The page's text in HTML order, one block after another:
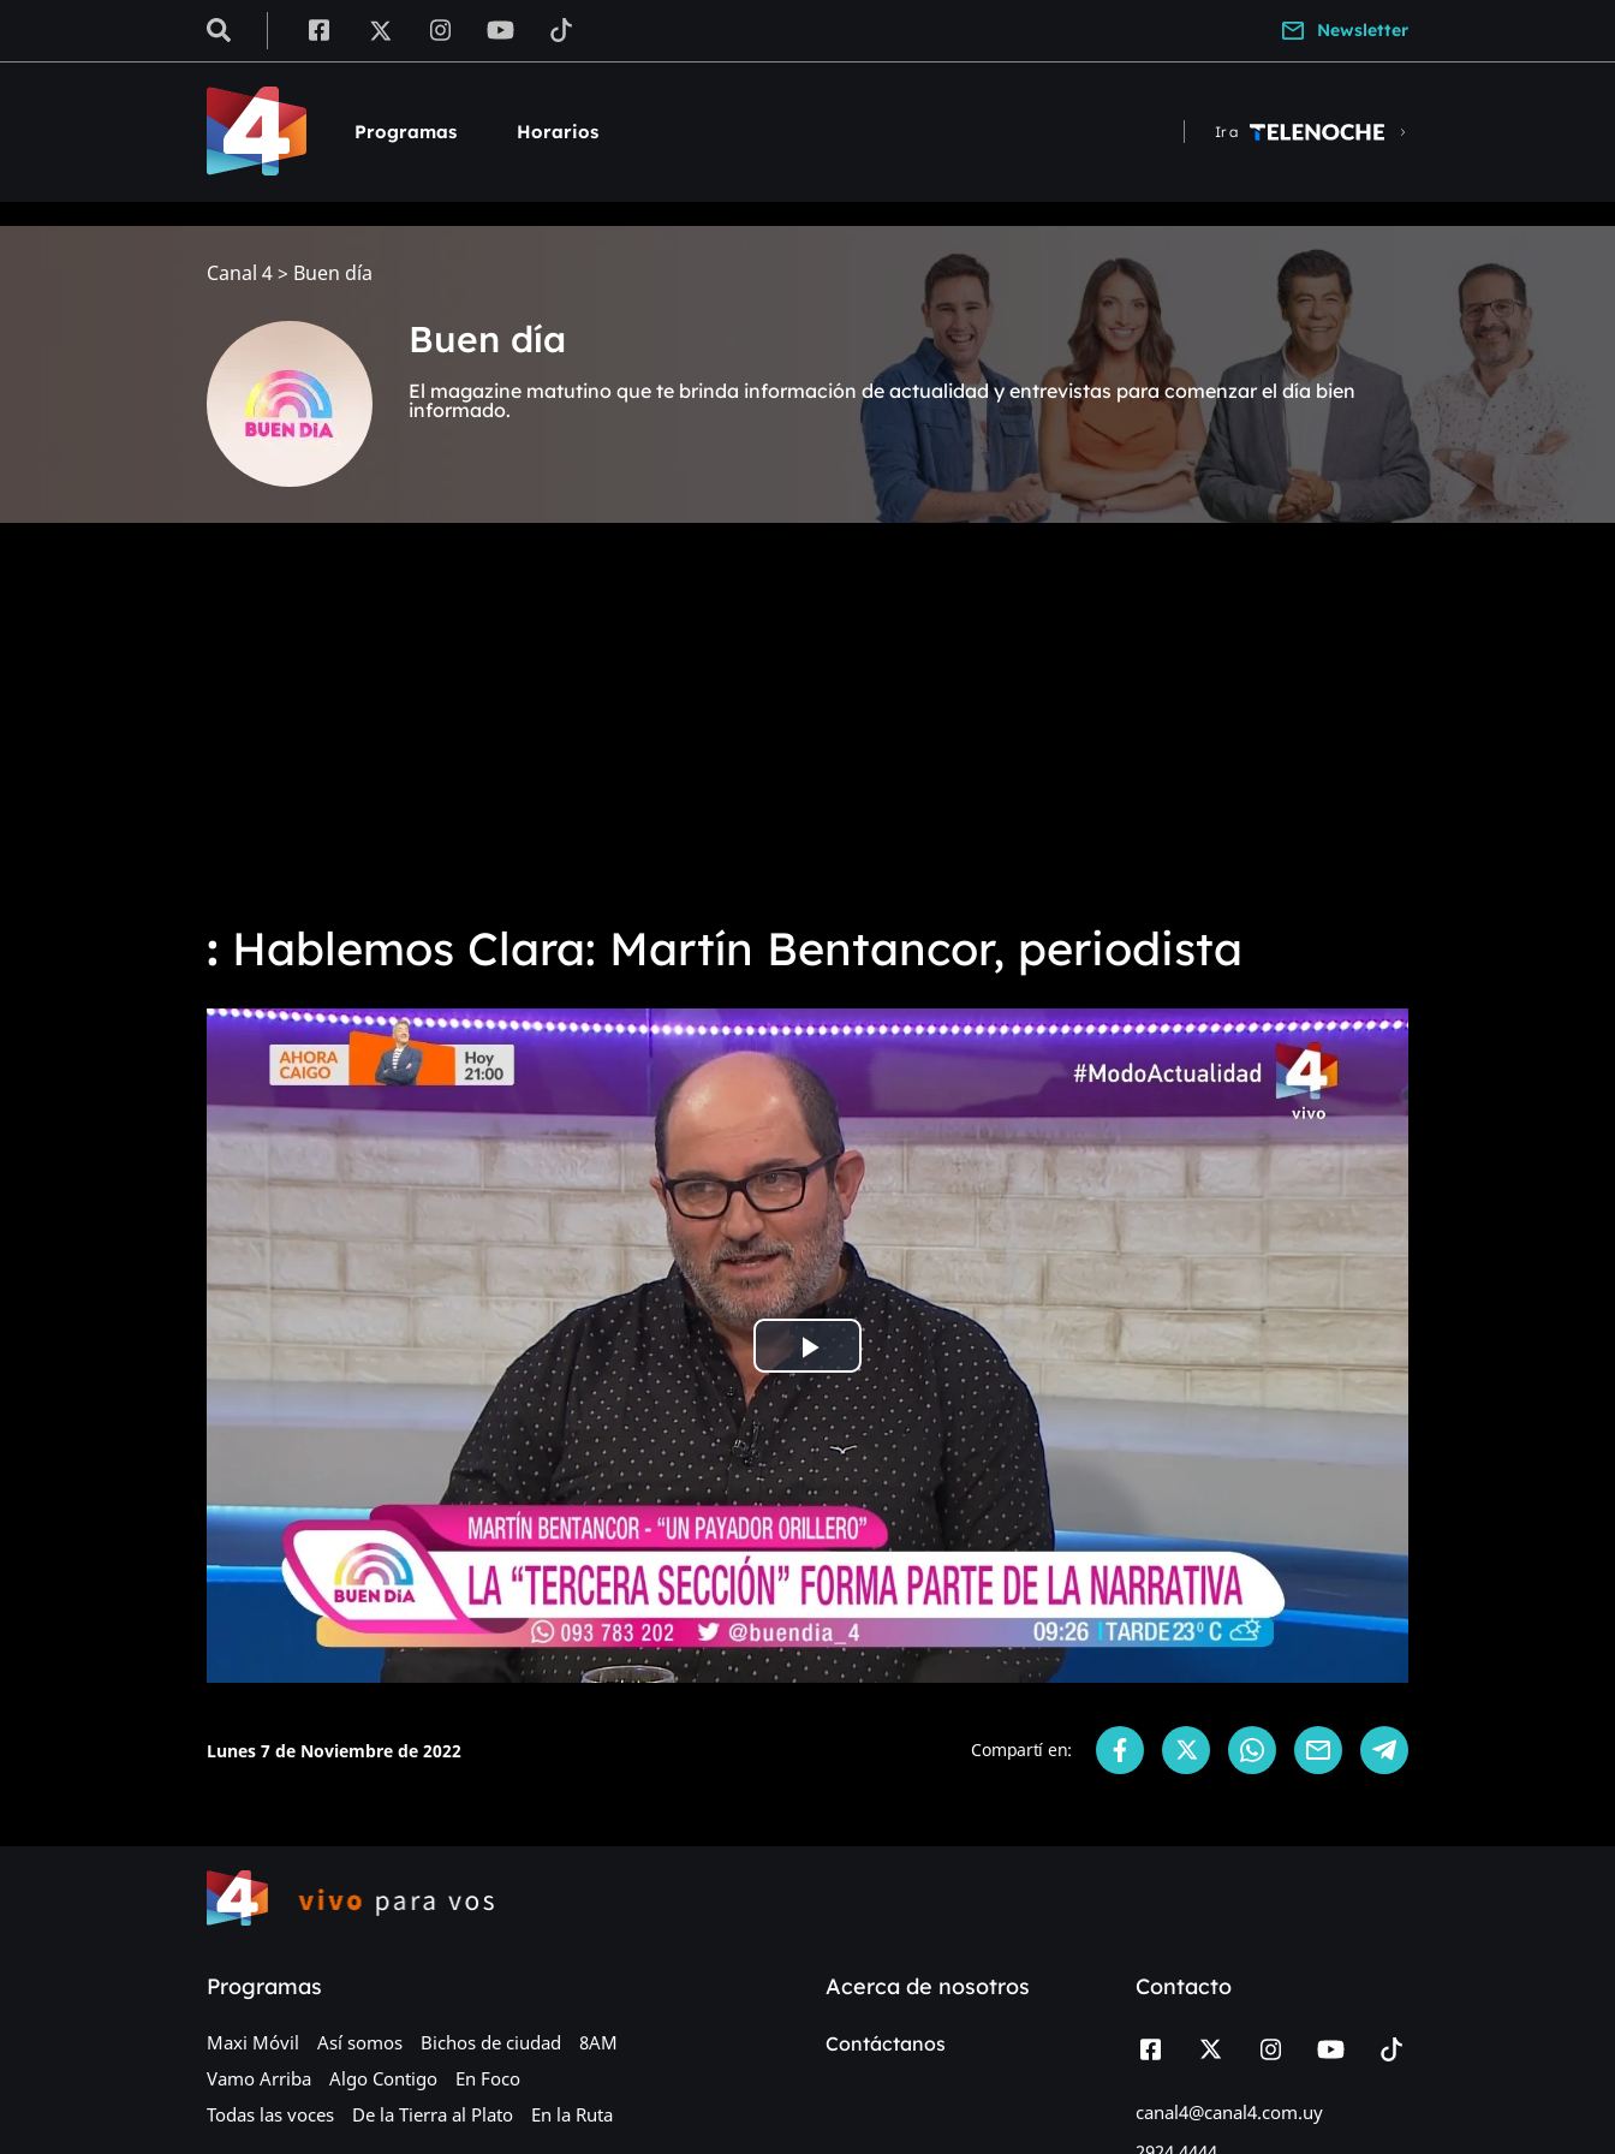
Newsletter
Programas Horarios Ir a
Canal 4> Buen día
Buen día
El magazine matutino que te brinda información de actualidad y entrevistas para comenzar el día bien
informado.
Hablemos Clara: Martín Bentancor, periodista
Play
Video
Lunes 7 de Noviembre de 2022 Compartí en:
Programas
Maxi Móvil Así somos Bichos de ciudad
8AM
Vamo Arriba
Algo Contigo
En Foco
Todas las voces
De la Tierra al Plato En la Ruta
Acerca de nosotros
Contáctanos
Contacto
canal4@canal4.com.uy